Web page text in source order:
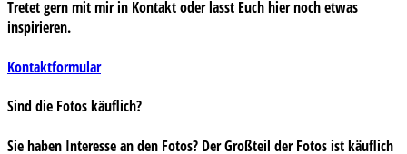
Tretet gern mit mir in Kontakt oder lasst Euch hier noch etwas
inspirieren.
Kontaktformular
Sind die Fotos käuflich?
Sie haben Interesse an den Fotos? Der Großteil der Fotos ist käuflich